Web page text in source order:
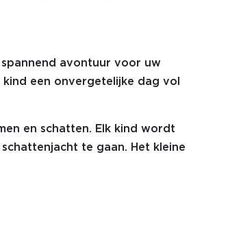
avontuur voor uw
een onvergetelijke dag vol
en schatten. Elk kind wordt
te gaan. Het kleine